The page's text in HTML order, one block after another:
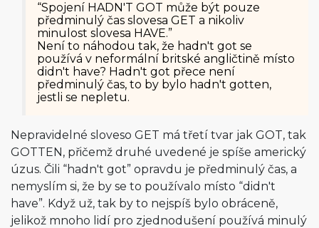
“Spojení HADN'T GOT může být pouze
předminulý čas slovesa GET a nikoliv
minulost slovesa HAVE.”
Není to náhodou tak, že hadn't got se
používá v neformální britské angličtině místo
didn't have? Hadn't got přece není
předminulý čas, to by bylo hadn't gotten,
jestli se nepletu.
Nepravidelné sloveso GET má třetí tvar jak GOT, tak
GOTTEN, přičemž druhé uvedené je spíše americký
úzus. Čili “hadn't got” opravdu je předminulý čas, a
nemyslím si, že by se to používalo místo “didn't
have”. Když už, tak by to nejspíš bylo obráceně,
jelikož mnoho lidí pro zjednodušení používá minulý